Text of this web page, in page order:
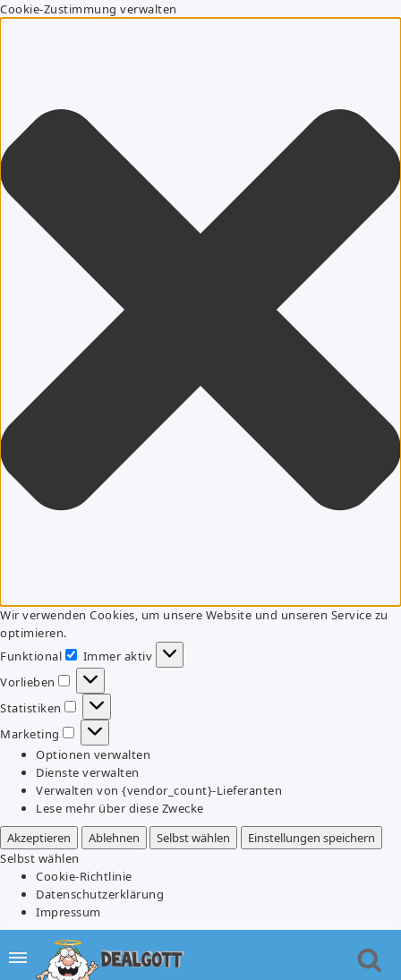
Cookie-Zustimmung verwalten
Wir verwenden Cookies, um unsere Website und unseren Service zu
optimieren.
Funktional
Funktional
Immer aktiv
Vorlieben
Vorlieben
Statistiken
Statistiken
Marketing
Marketing
Optionen verwalten
Dienste verwalten
Verwalten von {vendor_count}-Lieferanten
Lese mehr über diese Zwecke
Akzeptieren
Ablehnen Selbst wählen
Einstellungen speichern
Selbst wählen
Cookie-Richtlinie
Datenschutzerklärung
Impressum